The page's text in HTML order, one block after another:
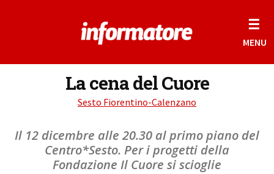
☰
MENU
La cena del Cuore
Sesto Fiorentino-Calenzano
Il 12 dicembre alle 20.30 al primo piano del
Centro*Sesto. Per i progetti della
Fondazione Il Cuore si scioglie